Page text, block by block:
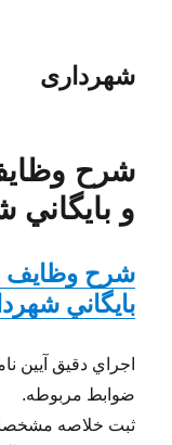
شهرداری
شرح
و بايگاني
شرح وظايف
بايگاني
اجراي دقيق آيين
ضوابط مربوطه.
ثبت خلاصه